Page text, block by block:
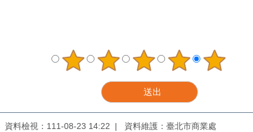
資料檢視：111-08-23 14:22 資料維護：臺北市商業處